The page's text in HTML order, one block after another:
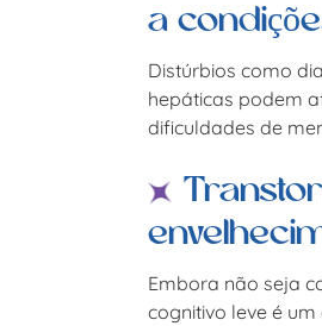
a
Distúrbios como
hepáticas podem
dificuldades de
Embora não seja
cognitivo leve é